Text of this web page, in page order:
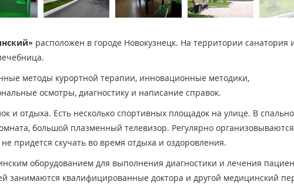
расположен в городе Новокузнецк. На территории санатория
методы курортной терапии, инновационные методики,
осмотры, диагностику и написание справок.
и отдыха. Есть несколько спортивных площадок на улице. В
большой плазменный телевизор. Регулярно организовываются
придется скучать во время отдыха и оздоровления.
оборудованием для выполнения диагностики и лечения
занимаются квалифицированные доктора и другой медицинский